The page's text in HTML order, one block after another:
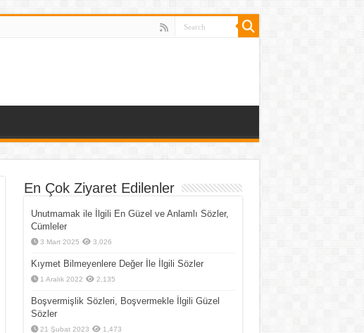
En Çok Ziyaret Edilenler
Unutmamak ile İlgili En Güzel ve Anlamlı Sözler,
Cümleler
3 Mart 2025 3,026
Kıymet Bilmeyenlere Değer İle İlgili Sözler
1 Aralık 2022 2,135
Boşvermişlik Sözleri, Boşvermekle İlgili Güzel
Sözler
21 Şubat 2023 1,473